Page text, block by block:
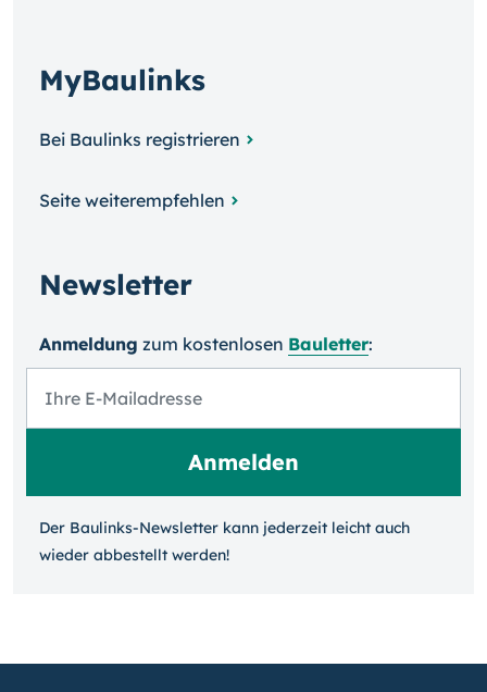
MyBaulinks
Bei Baulinks registrieren
Seite weiterempfehlen
Newsletter
Anmeldung zum kosten­losen Bauletter:
Der Baulinks-Newsletter kann jeder­zeit leicht auch
wieder ab­bestellt werden!